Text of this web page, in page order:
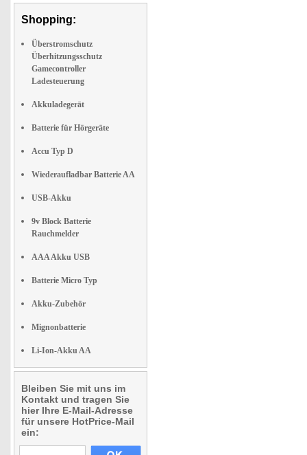
Shopping:
Überstromschutz
Überhitzungsschutz
Gamecontroller
Ladesteuerung
Akkuladegerät
Batterie für Hörgeräte
Accu Typ D
Wiederaufladbar Batterie AA
USB-Akku
9v Block Batterie
Rauchmelder
AAA Akku USB
Batterie Micro Typ
Akku-Zubehör
Mignonbatterie
Li-Ion-Akku AA
Bleiben Sie mit uns im
Kontakt und tragen Sie
hier Ihre E-Mail-Adresse
für unsere HotPrice-Mail
ein: